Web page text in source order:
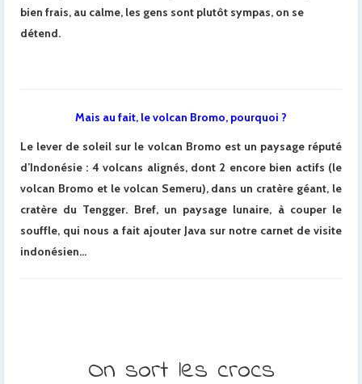
bien frais, au calme, les gens sont plutôt sympas, on se
détend.
Mais au fait, le volcan Bromo, pourquoi ?
Le lever de soleil sur le volcan Bromo est un paysage réputé
d’Indonésie : 4 volcans alignés, dont 2 encore bien actifs (le
volcan Bromo et le volcan Semeru), dans un cratère géant, le
cratère du Tengger. Bref, un paysage lunaire, à couper le
souffle, qui nous a fait ajouter Java sur notre carnet de visite
indonésien…
On sort les crocs